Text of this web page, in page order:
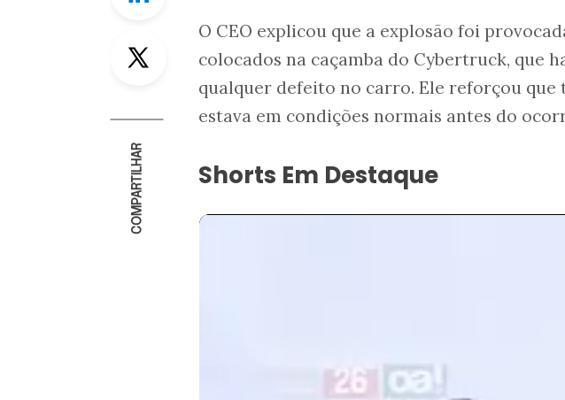
Twitter
COMPARTILHAR
O CEO explicou que a explosão foi
colocados na caçamba do Cybertruck, que
qualquer defeito no carro. Ele reforçou
estava em condições normais antes do
Shorts Em Destaque